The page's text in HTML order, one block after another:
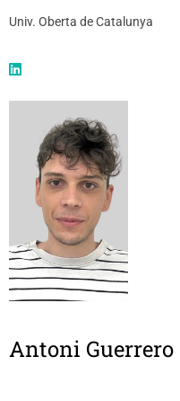
Univ. Oberta de Catalunya
Antoni Guerrero